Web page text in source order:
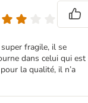
fragile, il se
dans celui qui est
la qualité, il n’a